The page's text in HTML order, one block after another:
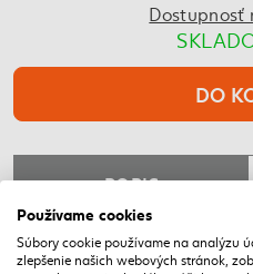
Dostupnosť
DO
POPIS
Používame cookies
Súbory cookie používame na analýzu
zlepšenie našich webových stránok,